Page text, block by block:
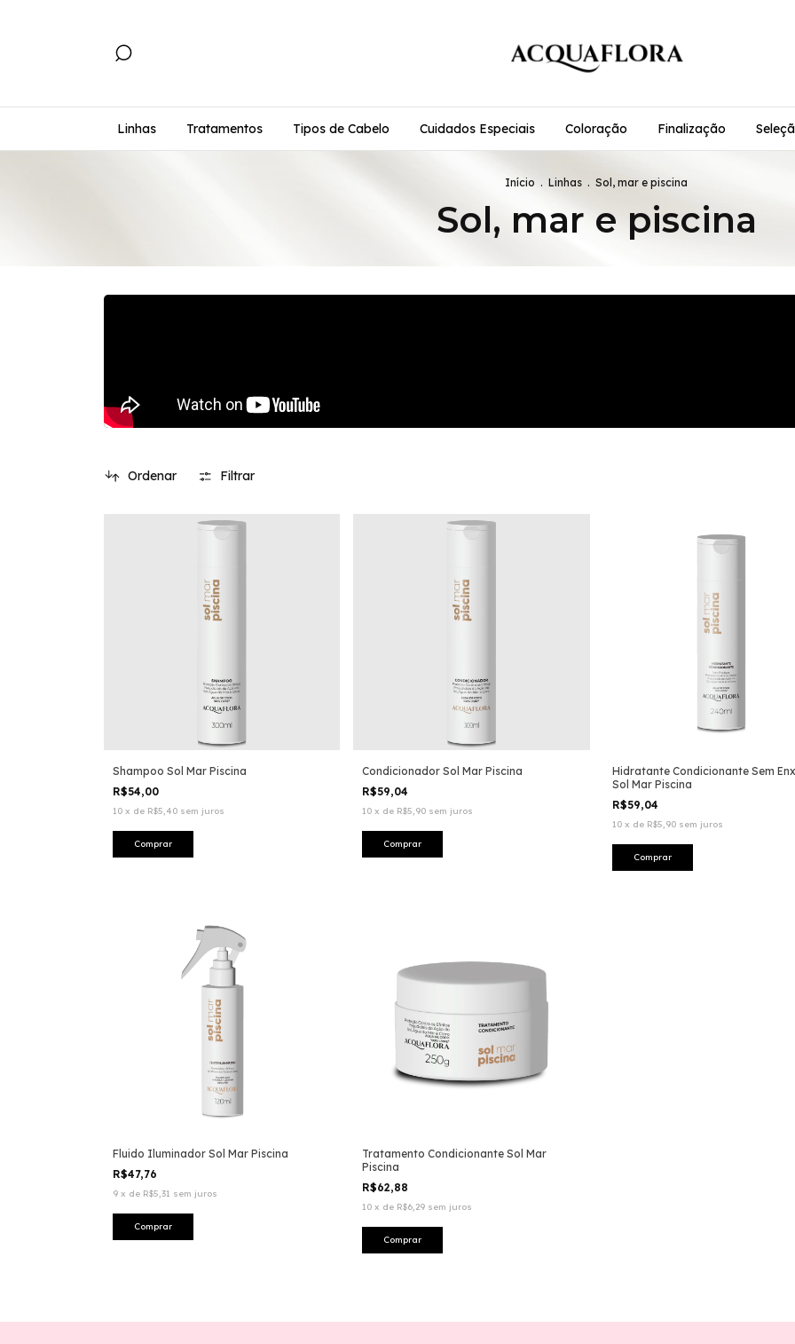
Linhas Tratamentos Tipos de Cabelo Cuidados Especiais Coloração Finalização
Início . Linhas . Sol, mar e piscina
Sol, mar e piscina
Ordenar Filtrar
Shampoo Sol Mar Piscina
R$54,00
10 x de R$5,40 sem juros
Condicionador Sol Mar Piscina
R$59,04
10 x de R$5,90 sem juros
Hidratante Condicionante Sem
Sol Mar Piscina
R$59,04
10 x de R$5,90 sem juros
Fluido Iluminador Sol Mar Piscina
R$47,76
9 x de R$5,31 sem juros
Tratamento Condicionante Sol Mar
Piscina
R$62,88
10 x de R$6,29 sem juros